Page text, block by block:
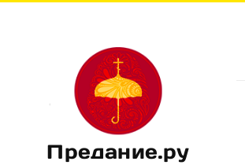
Предание.ру